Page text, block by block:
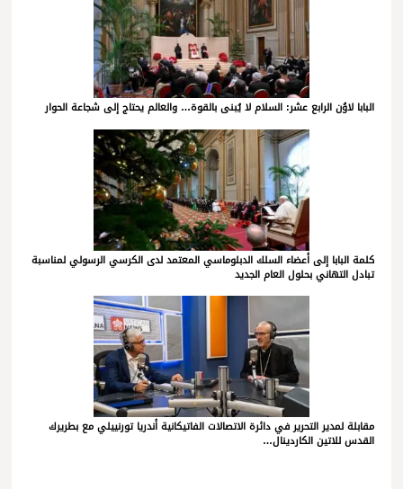
البابا لاوُن الرابع عشر: السلام لا يُبنى بالقوة… والعالم يحتاج إلى شجاعة الحوار
كلمة البابا إلى أعضاء السلك الدبلوماسي المعتمد لدى الكرسي الرسولي لمناسبة
تبادل التهاني بحلول العام الجديد
مقابلة لمدير التحرير في دائرة الاتصالات الفاتيكانية أندريا تورنييلي مع بطريرك
القدس للاتين الكاردينال…